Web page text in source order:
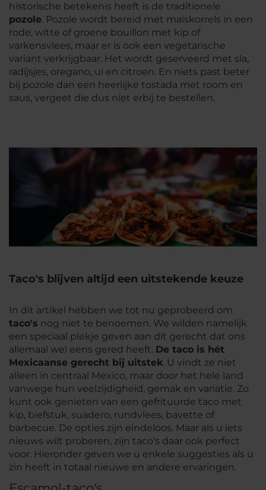
historische betekenis heeft is de traditionele
pozole. Pozole wordt bereid met maïskorrels in een
rode, witte of groene bouillon met kip of
varkensvlees, maar er is ook een vegetarische
variant verkrijgbaar. Het wordt geserveerd met sla,
radijsjes, oregano, ui en citroen. En niets past beter
bij pozole dan een heerlijke tostada met room en
saus, vergeet die dus niet erbij te bestellen.
Taco's blijven altijd een uitstekende keuze
In dit artikel hebben we tot nu geprobeerd om
taco's nog niet te benoemen. We wilden namelijk
een speciaal plekje geven aan dit gerecht dat ons
allemaal wel eens gered heeft. De taco is hét
Mexicaanse gerecht bij uitstek. U vindt ze niet
alleen in centraal Mexico, maar door het hele land
vanwege hun veelzijdigheid, gemak en variatie. Zo
kunt ook genieten van een gefrituurde taco met
kip, biefstuk, suadero, rundvlees, bavette of
barbecue. De opties zijn eindeloos. Maar als u iets
nieuws wilt proberen, zijn taco's daar ook perfect
voor. Hieronder geven we u enkele suggesties als u
zin heeft in totaal nieuwe en andere ervaringen.